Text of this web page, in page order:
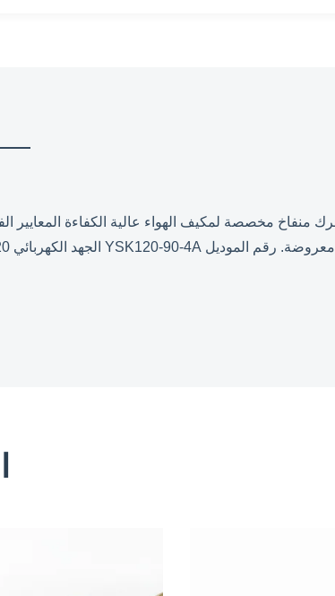
معروضة. رقم الموديل YSK120-90-4A الجهد الكهربائي 220-240 فولت التردد 60 هرتز القدرة الخارجة 90 واط السرعة المقدرة 1600 دورة في الدقيقة/3 س...